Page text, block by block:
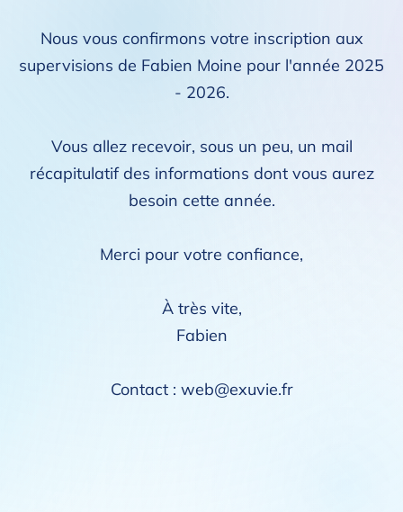
Nous vous confirmons votre inscription aux
supervisions de Fabien Moine pour l'année 2025
- 2026.
Vous allez recevoir, sous un peu, un mail
récapitulatif des informations dont vous aurez
besoin cette année.
Merci pour votre confiance,
À très vite,
Fabien
Contact : web@exuvie.fr